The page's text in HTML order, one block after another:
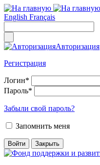
English Français
Авторизация
Регистрация
Логин*
Пароль*
Забыли свой пароль?
Запомнить меня